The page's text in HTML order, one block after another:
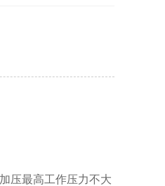
压最高工作压力不大